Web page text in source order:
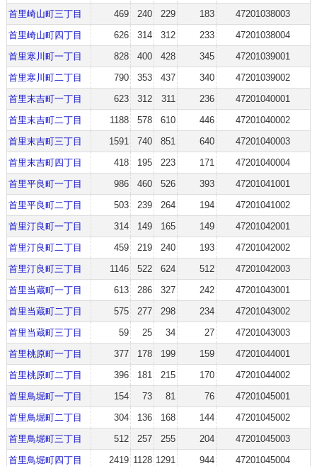
首里崎山町三丁目
469 240 229 183
47201038003
首里崎山町四丁目
626 314 312 233
47201038004
首里寒川町一丁目
828 400 428 345
47201039001
首里寒川町二丁目
790 353 437 340
47201039002
首里末吉町一丁目
623 312 311 236
47201040001
首里末吉町二丁目
1188 578 610 446
47201040002
首里末吉町三丁目
1591 740 851 640
47201040003
首里末吉町四丁目
418 195 223 171
47201040004
首里平良町一丁目
986 460 526 393
47201041001
首里平良町二丁目
503 239 264 194
47201041002
首里汀良町一丁目
314 149 165 149
47201042001
首里汀良町二丁目
459 219 240 193
47201042002
首里汀良町三丁目
1146 522 624 512
47201042003
首里当蔵町一丁目
613 286 327 242
47201043001
首里当蔵町二丁目
575 277 298 234
47201043002
首里当蔵町三丁目
59 25 34 27
47201043003
首里桃原町一丁目
377 178 199 159
47201044001
首里桃原町二丁目
396 181 215 170
47201044002
首里鳥堀町一丁目
154 73 81 76
47201045001
首里鳥堀町二丁目
304 136 168 144
47201045002
首里鳥堀町三丁目
512 257 255 204
47201045003
首里鳥堀町四丁目
2419 1128 1291 944
47201045004